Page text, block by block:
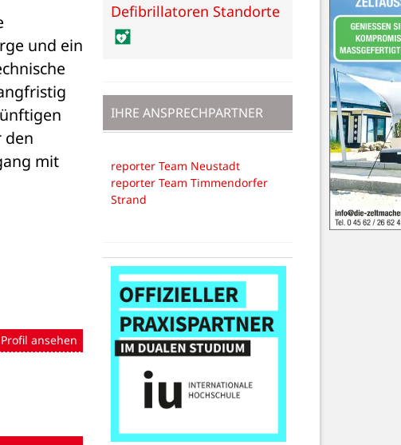
und ein
den
mit
Profil ansehen
Defibrillatoren Standorte
IHRE ANSPRECHPARTNER
reporter Team Neustadt
reporter Team Timmendorfer
Strand